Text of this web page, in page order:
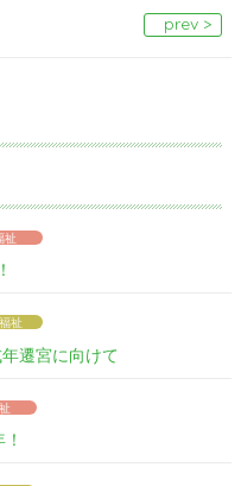
prev >
祉
祉
遷宮に向けて